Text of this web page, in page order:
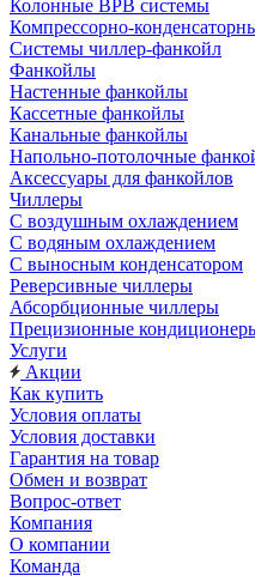
Колонные ВРВ системы
Компрессорно-
Системы чиллер-фанкойл
Фанкойлы
Настенные фанкойлы
Кассетные фанкойлы
Канальные фанкойлы
Напольно-потолочные
Аксессуары для фанкойлов
Чиллеры
С воздушным охлаждением
С водяным охлаждением
С выносным конденсатором
Реверсивные чиллеры
Абсорбционные чиллеры
Прецизионные
Услуги
Акции
Как купить
Условия оплаты
Условия доставки
Гарантия на товар
Обмен и возврат
Вопрос-ответ
Компания
О компании
Команда